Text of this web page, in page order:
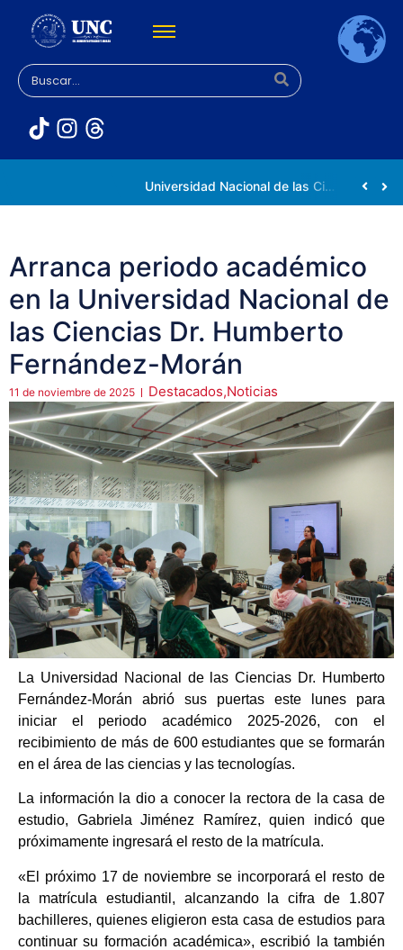
Universidad Nacional de las Ciencias impulsa vocaciones científicas en la Expoferia de Oportunidades de Estudio 2026
Arranca periodo académico
en la Universidad Nacional de
las Ciencias Dr. Humberto
Fernández-Morán
11 de noviembre de 2025 Destacados,Noticias
La Universidad Nacional de las Ciencias Dr. Humberto
Fernández-Morán abrió sus puertas este lunes para
iniciar el periodo académico 2025-2026, con el
recibimiento de más de 600 estudiantes que se formarán
en el área de las ciencias y las tecnologías.
La información la dio a conocer la rectora de la casa de
estudio, Gabriela Jiménez Ramírez, quien indicó que
próximamente ingresará el resto de la matrícula.
«El próximo 17 de noviembre se incorporará el resto de
la matrícula estudiantil, alcanzando la cifra de 1.807
bachilleres, quienes eligieron esta casa de estudios para
continuar su formación académica», escribió la también